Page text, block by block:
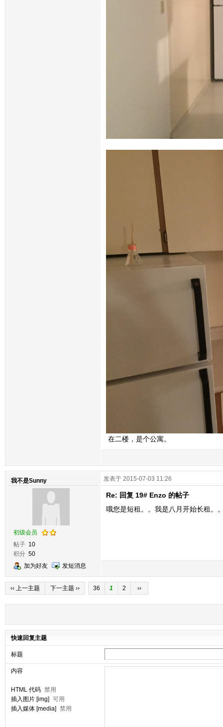
在二楼，是个公寓。
我不是Sunny
初级会员
帖子 10
积分 50
加为好友
发短消息
发表于 2015-07-03 11:26
Re: 回复 19# Enzo 的帖子
哦您是短租。。我是八月开始长租。
‹‹ 上一主题 下一主题 ›› 36 1 2 ››
快速回复主题
标题
内容
HTML 代码 禁用
插入图片 [img] 可用
插入媒体 [media] 禁用